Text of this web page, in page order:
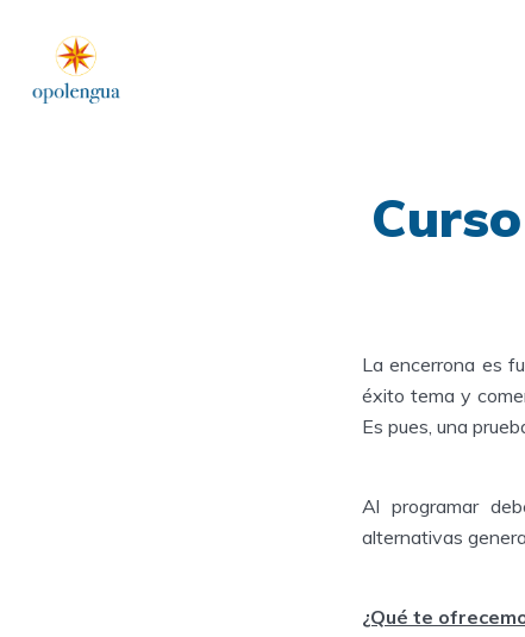
La encerrona es
éxito tema y
Es pues, una
Al programar
alternativas
¿Qué te